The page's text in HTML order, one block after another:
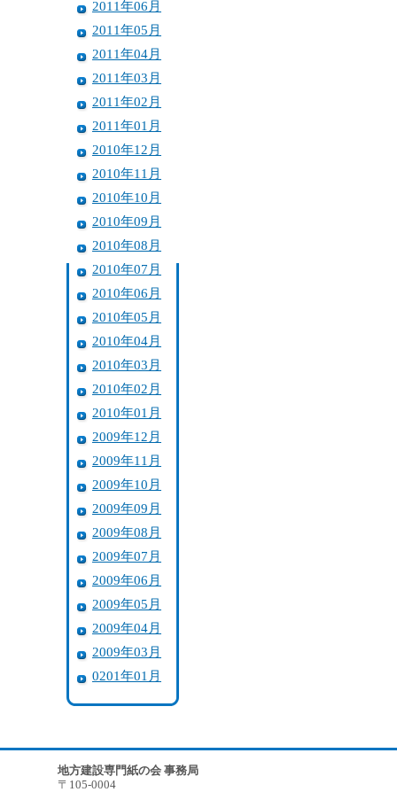
2011年06月
2011年05月
2011年04月
2011年03月
2011年02月
2011年01月
2010年12月
2010年11月
2010年10月
2010年09月
2010年08月
2010年07月
2010年06月
2010年05月
2010年04月
2010年03月
2010年02月
2010年01月
2009年12月
2009年11月
2009年10月
2009年09月
2009年08月
2009年07月
2009年06月
2009年05月
2009年04月
2009年03月
0201年01月
地方建設専門紙の会 事務局
〒105-0004